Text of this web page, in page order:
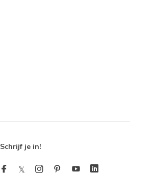
Schrijf je in!